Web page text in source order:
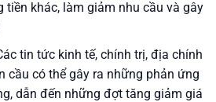
tiền khác, làm giảm nhu cầu và gây
tin tức kinh tế, chính trị, địa chính
cầu có thể gây ra những phản ứng
dẫn đến những đợt tăng giảm giá